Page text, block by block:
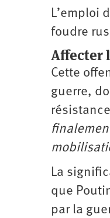
L’emploi
foudre
Affecter
Cette
guerre,
La
que
par la